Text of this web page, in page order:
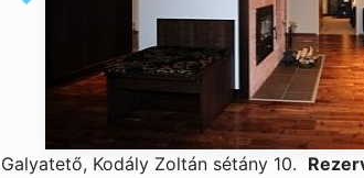
Kodály Zoltán sétány 10.